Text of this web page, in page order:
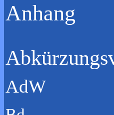
Anhang
AdW